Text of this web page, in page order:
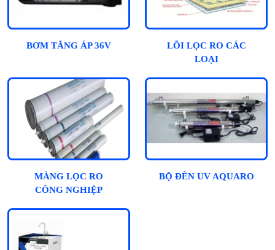
BƠM TĂNG ÁP 36V
LÕI LỌC RO CÁC
LOẠI
MÀNG LỌC RO
CÔNG NGHIỆP
BỘ ĐÈN UV AQUARO